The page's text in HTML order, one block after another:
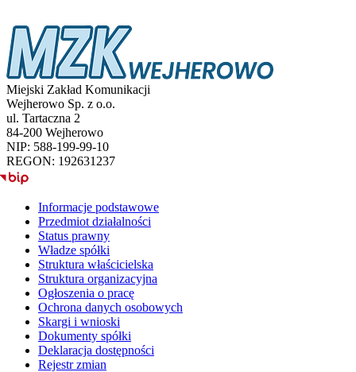
Miejski Zakład Komunikacji
Wejherowo Sp. z o.o.
ul. Tartaczna 2
84-200 Wejherowo
NIP: 588-199-99-10
REGON: 192631237
Informacje podstawowe
Przedmiot działalności
Status prawny
Władze spółki
Struktura właścicielska
Struktura organizacyjna
Ogłoszenia o pracę
Ochrona danych osobowych
Skargi i wnioski
Dokumenty spółki
Deklaracja dostępności
Rejestr zmian